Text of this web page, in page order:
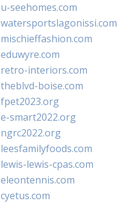
u-seehomes.com
watersportslagonissi.com
mischieffashion.com
eduwyre.com
retro-interiors.com
theblvd-boise.com
fpet2023.org
e-smart2022.org
ngrc2022.org
leesfamilyfoods.com
lewis-lewis-cpas.com
eleontennis.com
cyetus.com